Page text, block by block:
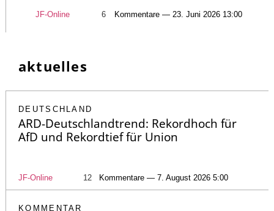
JF-Online 6 Kommentare — 23. Juni 2026 13:00
aktuelles
DEUTSCHLAND
ARD-Deutschlandtrend: Rekordhoch für
AfD und Rekordtief für Union
JF-Online 12 Kommentare — 7. August 2026 5:00
KOMMENTAR